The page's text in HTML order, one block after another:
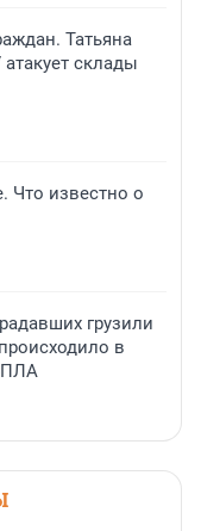
Татьяна
склады
Что известно о
грузили
в